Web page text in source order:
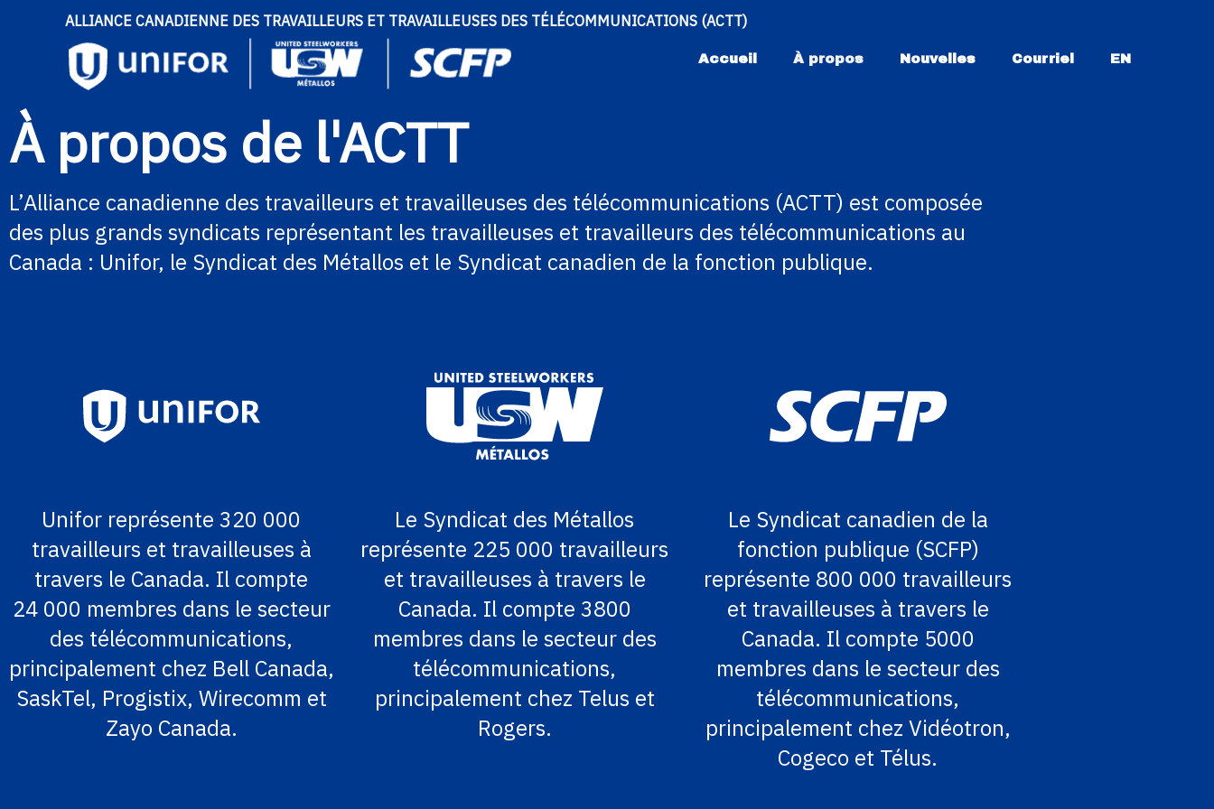
ALLIANCE CANADIENNE DES TRAVAILLEURS ET TRAVAILLEUSES DES TÉLÉCOMMUNICATIONS (ACTT)
Accueil À propos Nouvelles Courriel EN
À propos de l'ACTT
L’Alliance canadienne des travailleurs et travailleuses des télécommunications (ACTT) est composée
des plus grands syndicats représentant les travailleuses et travailleurs des télécommunications au
Canada : Unifor, le Syndicat des Métallos et le Syndicat canadien de la fonction publique.
Unifor représente 320 000
travailleurs et travailleuses à
travers le Canada. Il compte
24 000 membres dans le secteur
des télécommunications,
principalement chez Bell Canada,
SaskTel, Progistix, Wirecomm et
Zayo Canada.
Le Syndicat des Métallos
représente 225 000 travailleurs
et travailleuses à travers le
Canada. Il compte 3800
membres dans le secteur des
télécommunications,
principalement chez Telus et
Rogers.
Le Syndicat canadien de la
fonction publique (SCFP)
représente 800 000 travailleurs
et travailleuses à travers le
Canada. Il compte 5000
membres dans le secteur des
télécommunications,
principalement chez Vidéotron,
Cogeco et Télus.